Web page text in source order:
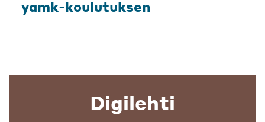
yamk-koulutuksen
Digilehti